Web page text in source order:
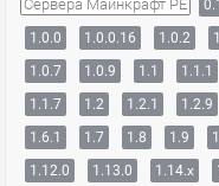
Сервера Майнкрафт PE
1.0.0
1.0.0.16 1.0.2
1.0.7
1.0.9 1.1 1.1.1
1.1.7
1.2 1.2.1 1.2.9
1.6.1
1.7 1.8 1.9
1.12.0
1.13.0 1.14.x